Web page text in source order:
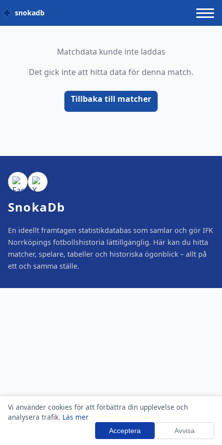
Vi använder cookies för att förbättra din upplevelse och
analysera trafik. Läs mer
Acceptera Avvisa
snokadb
Matchdata kunde inte laddas
Det gick inte att hitta data för denna match.
Tillbaka till matcher
SnokaDb
En ideellt framtagen statistikdatabas som samlar och gör IFK
Norrköpings fotbollshistoria lättillgänglig. Här kan du hitta
matcher, spelare, tabeller och historiska ögonblick – allt på
ett och samma ställe.